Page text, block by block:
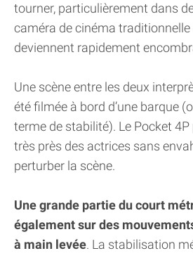
tourner, particulièrement dans
caméra de cinéma traditionnelle
deviennent rapidement
Une scène entre les deux
été filmée à bord d’une barque
terme de stabilité). Le Pocket
très près des actrices sans
perturber la scène.
Une grande partie du court
également sur des
à main levée. La stabilisation